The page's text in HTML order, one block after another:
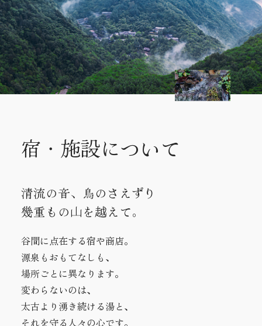
宿・施設について
清流の音、鳥のさえずり
幾重もの山を越えて。
谷間に点在する宿や商店。
源泉もおもてなしも、
場所ごとに異なります。
変わらないのは、
太古より湧き続ける湯と、
それを守る人々の心です。